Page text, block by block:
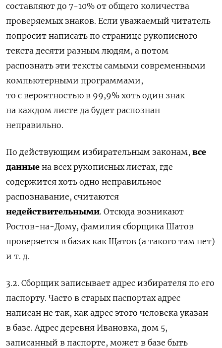
составляют до 7-10% от общего количества
проверяемых знаков. Если уважаемый читатель
попросит написать по странице рукописного
текста десяти разным людям, а потом
распознать эти тексты самыми современными
компьютерными программами,
то с вероятностью в 99,9% хоть один знак
на каждом листе да будет распознан
неправильно.
По действующим избирательным законам, все
данные на всех рукописных листах, где
содержится хоть одно неправильное
распознавание, считаются
недействительными. Отсюда возникают
Ростов-на-Дому, фамилия сборщика Шатов
проверяется в базах как Щатов (а такого там нет)
и т. д.
3.2. Сборщик записывает адрес избирателя по его
паспорту. Часто в старых паспортах адрес
написан не так, как адрес этого человека указан
в базе. Адрес деревня Ивановка, дом 5,
записанный в паспорте, может в базе быть